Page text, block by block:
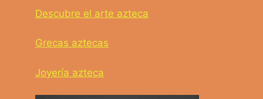
Descubre el arte azteca
Grecas aztecas
Joyería azteca